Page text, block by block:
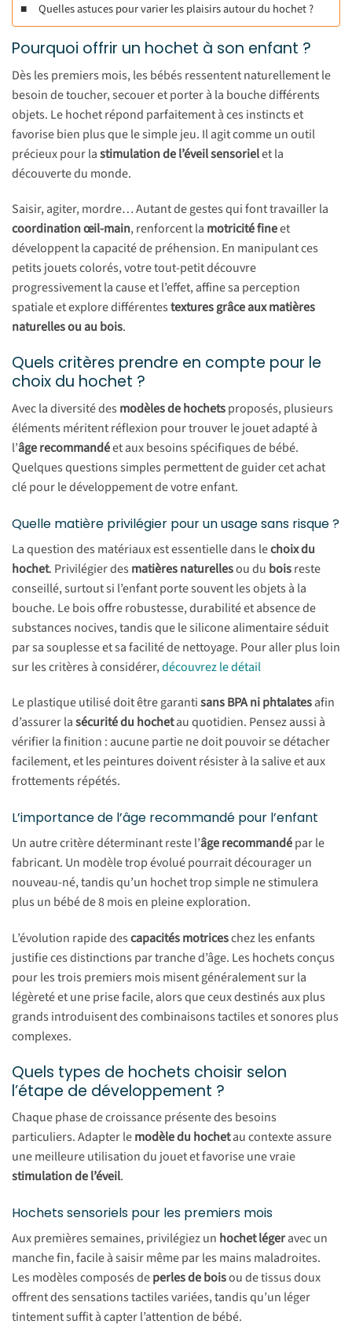
Quelles astuces pour varier les plaisirs autour du hochet ?
Pourquoi offrir un hochet à son enfant ?
Dès les premiers mois, les bébés ressentent naturellement le
besoin de toucher, secouer et porter à la bouche différents
objets. Le hochet répond parfaitement à ces instincts et
favorise bien plus que le simple jeu. Il agit comme un outil
précieux pour lastimulation de l’éveil sensorielet la
découverte du monde.
Saisir, agiter, mordre… Autant de gestes qui font travailler la
coordination œil-main, renforcent la motricité fineet
développent la capacité de préhension. En manipulant ces
petits jouets colorés, votre tout-petit découvre
progressivement la cause et l’effet, affine sa perception
spatiale et explore différentestextures grâce aux matières
naturelles ou au bois.
Quels critères prendre en compte pour le
choix du hochet ?
Avec la diversité des modèles de hochetsproposés, plusieurs
éléments méritent réflexion pour trouver le jouet adapté à
l’âge recommandéet aux besoins spécifiques de bébé.
Quelques questions simples permettent de guider cet achat
clé pour le développement de votre enfant.
Quelle matière privilégier pour un usage sans risque ?
La question des matériaux est essentielle dans lechoix du
hochet. Privilégier des matières naturellesou du boisreste
conseillé, surtout si l’enfant porte souvent les objets à la
bouche. Le bois offre robustesse, durabilité et absence de
substances nocives, tandis que le silicone alimentaire séduit
par sa souplesse et sa facilité de nettoyage. Pour aller plus loin
sur les critères à considérer,découvrez le détail
Le plastique utilisé doit être garantisans BPA ni phtalatesafin
d’assurer lasécurité du hochetau quotidien. Pensez aussi à
vérifier la finition : aucune partie ne doit pouvoir se détacher
facilement, et les peintures doivent résister à la salive et aux
frottements répétés.
L’importance de l’âge recommandé pour l’enfant
Un autre critère déterminant reste l’âge recommandépar le
fabricant. Un modèle trop évolué pourrait décourager un
nouveau-né, tandis qu’un hochet trop simple ne stimulera
plus un bébé de 8 mois en pleine exploration.
L’évolution rapide descapacités motriceschez les enfants
justifie ces distinctions par tranche d’âge. Les hochets conçus
pour les trois premiers mois misent généralement sur la
légèreté et une prise facile, alors que ceux destinés aux plus
grands introduisent des combinaisons tactiles et sonores plus
complexes.
Quels types de hochets choisir selon
l’étape de développement ?
Chaque phase de croissance présente des besoins
particuliers. Adapter lemodèle du hochetau contexte assure
une meilleure utilisation du jouet et favorise une vraie
stimulation de l’éveil.
Hochets sensoriels pour les premiers mois
Aux premières semaines, privilégiez un hochet légeravec un
manche fin, facile à saisir même par les mains maladroites.
Les modèles composés deperles de boisou de tissus doux
offrent des sensations tactiles variées, tandis qu’un léger
tintement suffit à capter l’attention de bébé.